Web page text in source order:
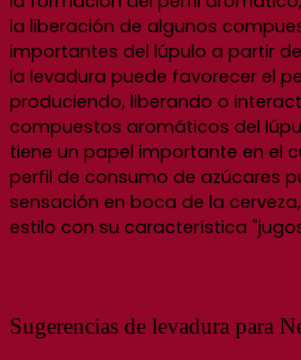
la liberación de algunos
importantes del lúpulo a partir
la levadura puede favorecer el
produciendo, liberando o
compuestos aromáticos del
tiene un papel importante en el
perfil de consumo de azúcares
sensación en boca de la
estilo con su característica
Sugerencias de levadura para